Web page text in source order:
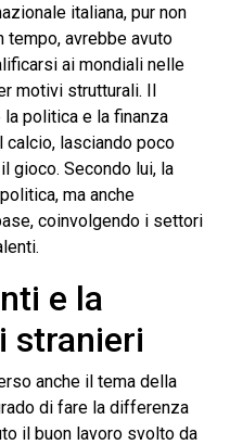
italiana, pur non
tempo, avrebbe avuto
ai mondiali nelle
motivi strutturali. Il
politica e la finanza
calcio, lasciando poco
gioco. Secondo lui, la
ma anche
coinvolgendo i settori
e la
stranieri
anche il tema della
di fare la differenza
il buon lavoro svolto da